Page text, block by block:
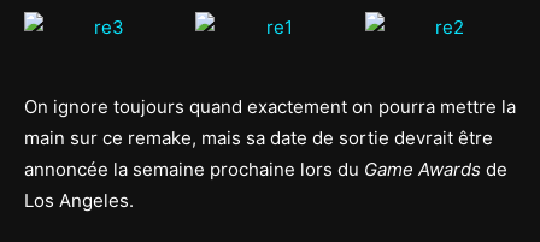
On ignore toujours quand exactement on pourra mettre la
main sur ce remake, mais sa date de sortie devrait être
annoncée la semaine prochaine lors du Game Awards de
Los Angeles.